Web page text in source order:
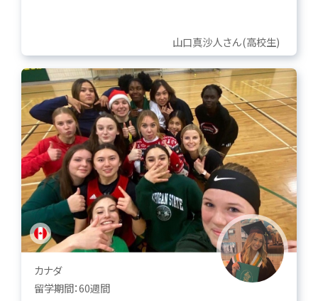
山口真沙人さん(高校生)
カナダ
留学期間：60週間